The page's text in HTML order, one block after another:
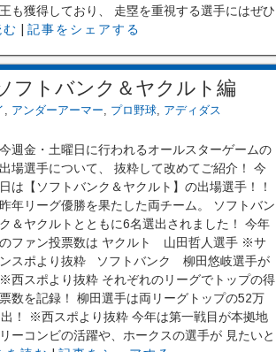
王も獲得しており、 走塁を重視する選手にはぜひ
記事をシェアする
トバンク＆ヤクルト編
, アンダーアーマー, プロ野球, アディダス
今週金・土曜日に行われるオールスターゲームの
出場選手について、 抜粋して改めてご紹介！ 今
日は【ソフトバンク＆ヤクルト】の出場選手！！
昨年リーグ優勝を果たした両チーム。 ソフトバン
ク＆ヤクルトとともに6名選出されました！ 今年
のファン投票数は ヤクルト 山田哲人選手 ※サ
ンスポより抜粋 ソフトバンク 柳田悠岐選手が
※西スポより抜粋 それぞれのリーグでトップの得
票数を記録！ 柳田選手は両リーグトップの52万
！ ※西スポより抜粋 今年は第一戦目が本拠地
ーコンビの活躍や、ホークスの選手が 見たいと